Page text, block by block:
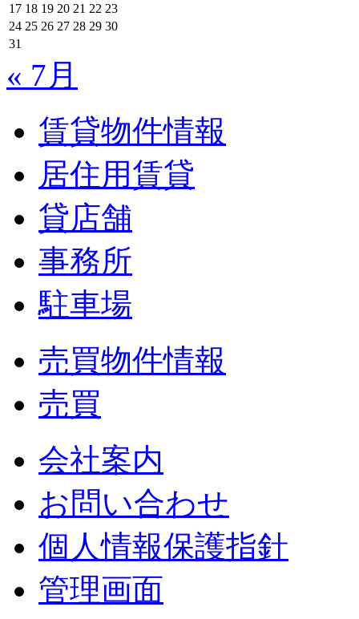
17 18 19 20 21 22 23
24 25 26 27 28 29 30
31
« 7月
賃貸物件情報
居住用賃貸
貸店舗
事務所
駐車場
売買物件情報
売買
会社案内
お問い合わせ
個人情報保護指針
管理画面